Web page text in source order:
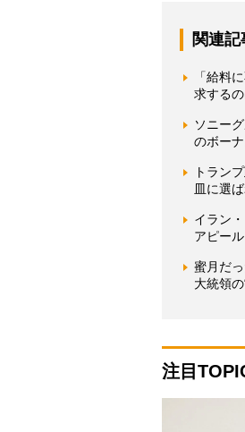
関連記
「給料
求する
ソニー
のボー
トラン
皿に選
イラン
アピー
蜜月だ
大統領
注目